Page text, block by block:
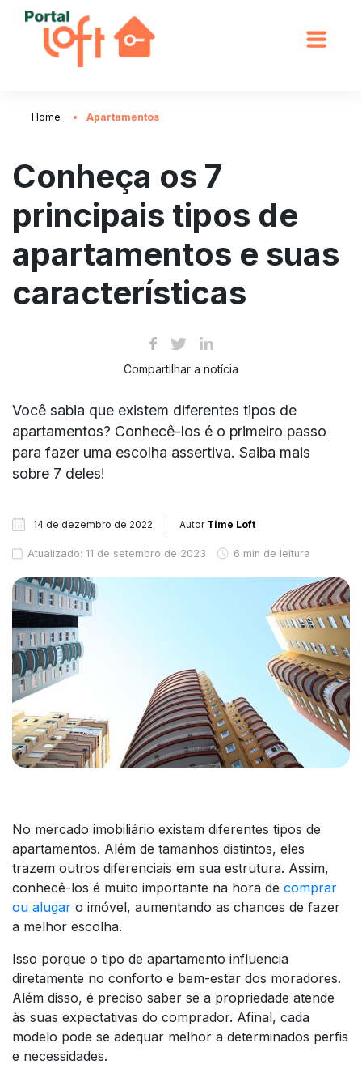
Home Apartamentos
Conheça os 7
principais tipos de
apartamentos e suas
características
Compartilhar a notícia
Você sabia que existem diferentes tipos de
apartamentos? Conhecê-los é o primeiro passo
para fazer uma escolha assertiva. Saiba mais
sobre 7 deles!
14 de dezembro de 2022 Autor Time Loft
Atualizado: 11 de setembro de 2023 6 min de leitura
No mercado imobiliário existem diferentes tipos de
apartamentos. Além de tamanhos distintos, eles
trazem outros diferenciais em sua estrutura. Assim,
conhecê-los é muito importante na hora de comprar
ou alugar o imóvel, aumentando as chances de fazer
a melhor escolha.
Isso porque o tipo de apartamento influencia
diretamente no conforto e bem-estar dos moradores.
Além disso, é preciso saber se a propriedade atende
às suas expectativas do comprador. Afinal, cada
modelo pode se adequar melhor a determinados perfis
e necessidades.